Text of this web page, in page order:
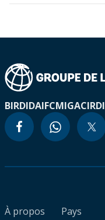
BIRDIDAIFCMIGACIRDI
À propos
Pays